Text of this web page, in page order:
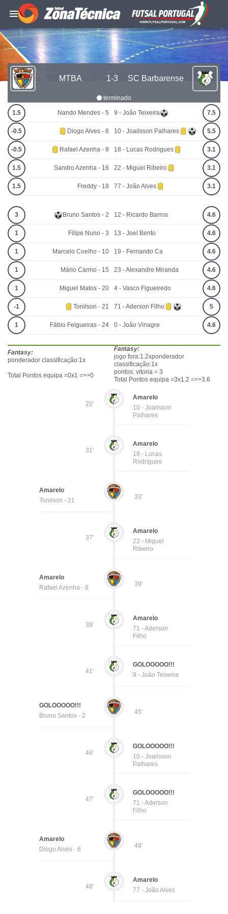
MTBA 1-3 SC Barbarense
terminado
1.5 Nando Mendes - 5
-0.5 Diogo Alves - 6
-0.5 Rafael Azenha - 8
1.5 Sandro Azenha - 16
1.5 Freddy - 18
9 - João Teixeira 7.5
10 - Joailsson Palhares 5.5
18 - Lucas Rodrigues 3.1
22 - Miguel Ribeiro 3.1
77 - João Alves 3.1
3 Bruno Santos - 2
1 Filipe Nuno - 3
1 Marcelo Coelho - 10
1 Mário Carmo - 15
1 Miguel Matos - 20
-1 Tonilson - 21
1 Fábio Felgueiras - 24
12 - Ricardo Barros 4.6
13 - Joel Bento 4.6
19 - Fernando Ca 4.6
23 - Alexandre Miranda 4.6
4 - Vasco Figueiredo 4.6
71 - Aderson Filho 5
0 - João Vinagre 4.6
Fantasy:
ponderador classificação:1x
Total Pontos equipa =0x1 =>>0
Fantasy:
jogo fora:1.2xponderador
classificação:1x
pontos: vitoria = 3
Total Pontos equipa =3x1.2 =>>3.6
25'
Amarelo
10 - Joailsson
Palhares
31'
Amarelo
18 - Lucas
Rodrigues
33'
Amarelo
Tonilson - 21
37'
Amarelo
22 - Miguel
Ribeiro
39'
Amarelo
Rafael Azenha - 8
39'
Amarelo
71 - Aderson
Filho
41'
GOLOOOOO!!!
9 - João Teixeira
45'
GOLOOOOO!!!
Bruno Santos - 2
46'
GOLOOOOO!!!
10 - Joailsson
Palhares
47'
GOLOOOOO!!!
71 - Aderson
Filho
48'
Amarelo
Diogo Alves - 6
48'
Amarelo
77 - João Alves